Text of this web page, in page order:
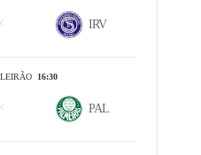
IRV
16:30
PAL